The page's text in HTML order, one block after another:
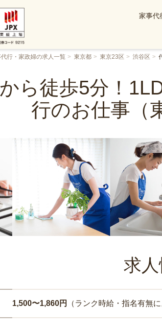
家事代
行・家政婦の求人一覧 東京都 東京23区 渋谷区
ら徒歩5分！
行のお仕事（
求
1,500〜1,860円 （ランク時給・指名有無